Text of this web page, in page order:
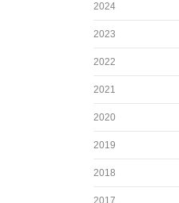
2024
2023
2022
2021
2020
2019
2018
2017